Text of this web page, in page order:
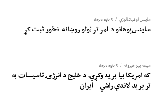
ساینس او ​​ټیکنالوژي 3 days ago
ساینس‌پوهانو د لمر تر ټولو روښانه انځور ثبت کړ
سیمه ییز خبرونه 3 days ago
که امریکا بیا برید وکړي، د خلیج د انرژۍ تاسیسات به
تر برید لاندې راشي – ایران